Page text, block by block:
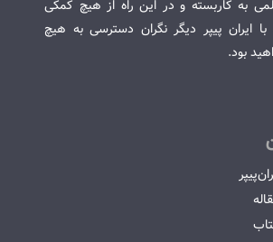
به کاربسته و در این راه از هیچ کمکی
با ایران پیپر دیگر نگران دسترسی به هیچ
بود.